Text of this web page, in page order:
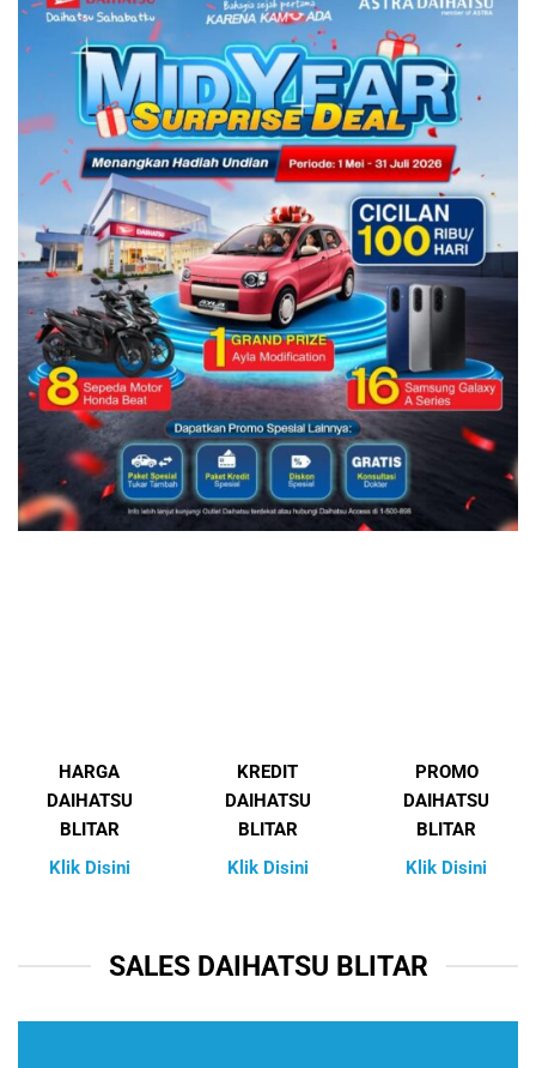
HARGA
DAIHATSU
BLITAR
Klik Disini
KREDIT
DAIHATSU
BLITAR
Klik Disini
PROMO
DAIHATSU
BLITAR
Klik Disini
SALES DAIHATSU BLITAR